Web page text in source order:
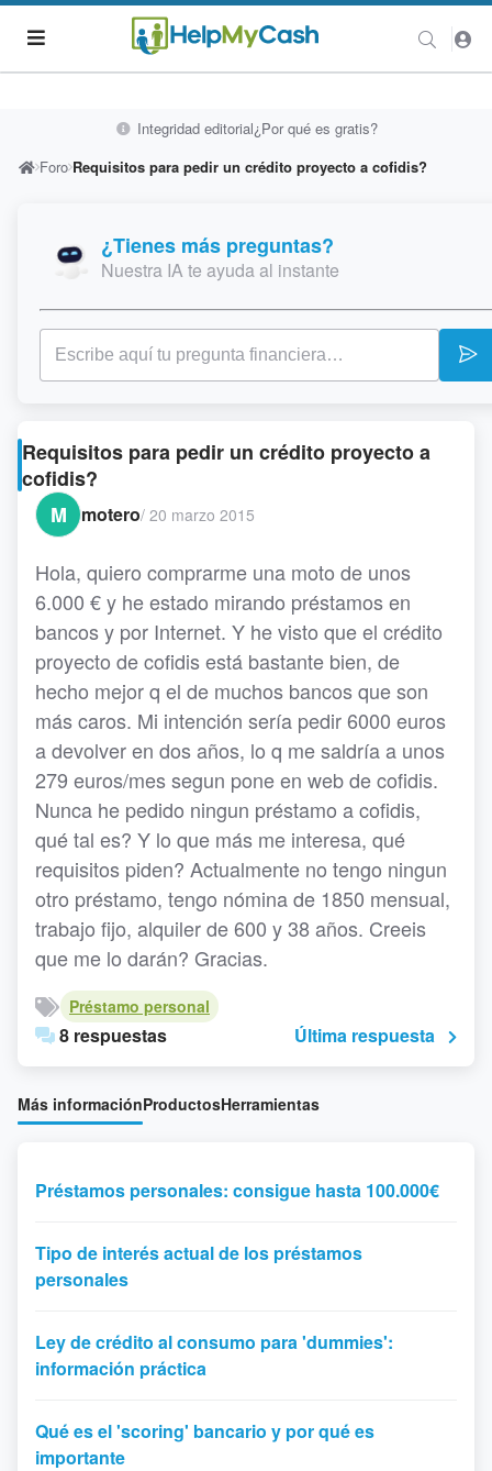
Integridad editorial¿Por qué es gratis?
Foro Requisitos para pedir un crédito proyecto a cofidis?
¿Tienes más preguntas?
Nuestra IA te ayuda al instante
Requisitos para pedir un crédito proyecto a
cofidis?
M
motero/ 20 marzo 2015
Hola, quiero comprarme una moto de unos
6.000 € y he estado mirando préstamos en
bancos y por Internet. Y he visto que el crédito
proyecto de cofidis está bastante bien, de
hecho mejor q el de muchos bancos que son
más caros. Mi intención sería pedir 6000 euros
a devolver en dos años, lo q me saldría a unos
279 euros/mes segun pone en web de cofidis.
Nunca he pedido ningun préstamo a cofidis,
qué tal es? Y lo que más me interesa, qué
requisitos piden? Actualmente no tengo ningun
otro préstamo, tengo nómina de 1850 mensual,
trabajo fijo, alquiler de 600 y 38 años. Creeis
que me lo darán? Gracias.
Préstamo personal
8 respuestas Última respuesta
Más informaciónProductosHerramientas
Préstamos personales: consigue hasta 100.000€
Tipo de interés actual de los préstamos
personales
Ley de crédito al consumo para 'dummies':
información práctica
Qué es el 'scoring' bancario y por qué es
importante